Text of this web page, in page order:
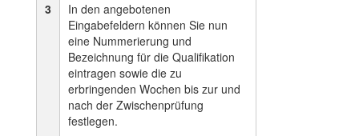
3
In den angebotenen
Eingabefeldern können Sie nun
eine Nummerierung und
Bezeichnung für die Qualifikation
eintragen sowie die zu
erbringenden Wochen bis zur und
nach der Zwischenprüfung
festlegen.